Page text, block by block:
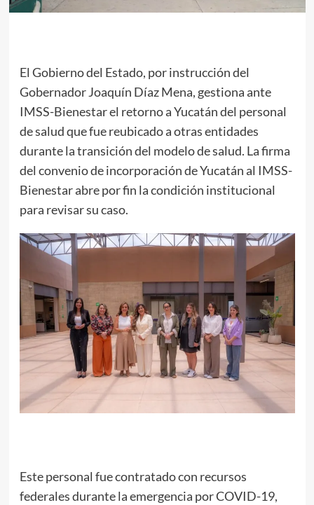
El Gobierno del Estado, por instrucción del
Gobernador Joaquín Díaz Mena, gestiona ante
IMSS-Bienestar el retorno a Yucatán del personal
de salud que fue reubicado a otras entidades
durante la transición del modelo de salud. La firma
del convenio de incorporación de Yucatán al IMSS-
Bienestar abre por fin la condición institucional
para revisar su caso.
Este personal fue contratado con recursos
federales durante la emergencia por COVID-19,